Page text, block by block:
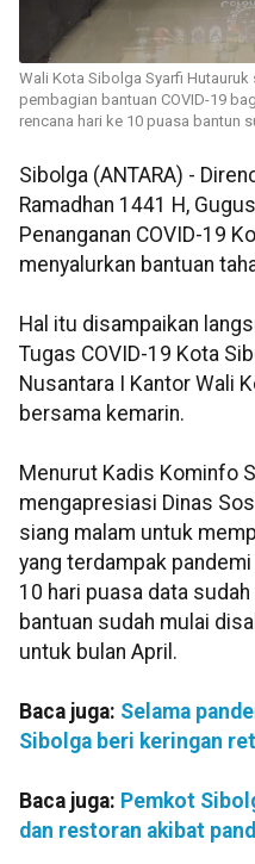
Wali Kota Sibolga Syarfi
pembagian bantuan COVID-19
rencana hari ke 10 puasa bantun
Sibolga (ANTARA) -
Ramadhan 1441 H,
Penanganan COVID-19
menyalurkan bantuan
Hal itu disampaikan
Tugas COVID-19 Kota
Nusantara I Kantor Wali
bersama kemarin.
Menurut Kadis Kominfo
mengapresiasi Dinas
siang malam untuk
yang terdampak
10 hari puasa data
bantuan sudah mulai
untuk bulan April.
Baca juga: Selama
Sibolga beri keringan
Baca juga: Pemkot
dan restoran akibat